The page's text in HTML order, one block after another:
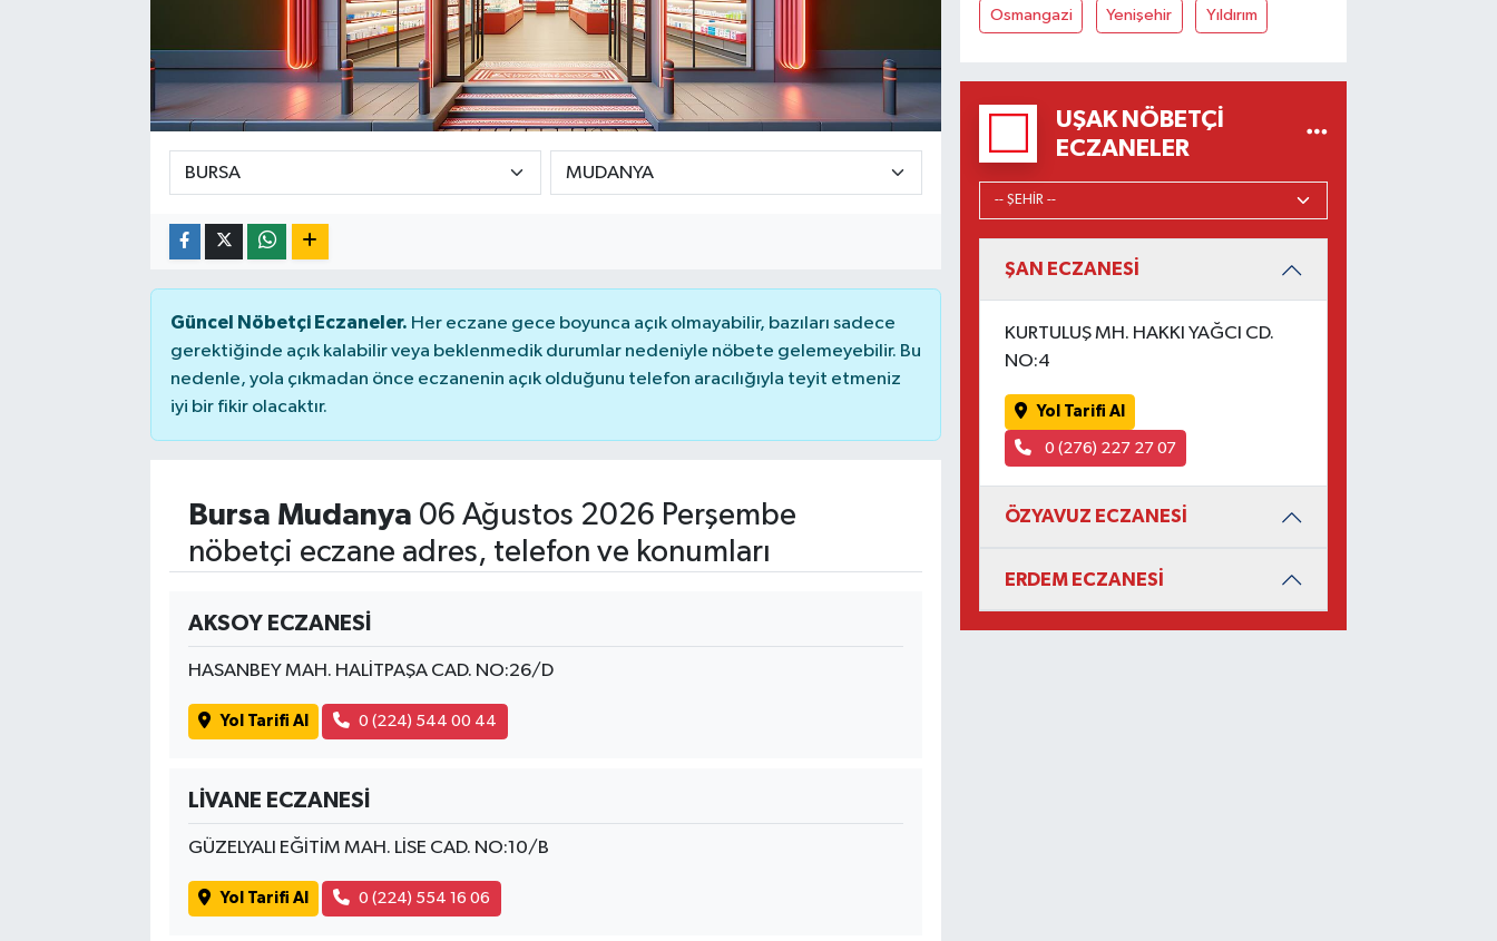
Güncel Nöbetçi Eczaneler. Her eczane gece boyunca açık olmayabilir, bazıları sadece
gerektiğinde açık kalabilir veya beklenmedik durumlar nedeniyle nöbete gelemeyebilir. Bu
nedenle, yola çıkmadan önce eczanenin açık olduğunu telefon aracılığıyla teyit etmeniz
iyi bir fikir olacaktır.
Bursa Mudanya 06 Ağustos 2026 Perşembe
nöbetçi eczane adres, telefon ve konumları
AKSOY ECZANESİ
HASANBEY MAH. HALİTPAŞA CAD. NO:26/D
Yol Tarifi Al 0 (224) 544 00 44
LİVANE ECZANESİ
GÜZELYALI EĞİTİM MAH. LİSE CAD. NO:10/B
Yol Tarifi Al 0 (224) 554 16 06
Osmangazi Yenişehir Yıldırım
UŞAK NÖBETÇI
ECZANELER
ŞAN ECZANESİ
KURTULUŞ MH. HAKKI YAĞCI CD.
NO:4
Yol Tarifi Al
0 (276) 227 27 07
ÖZYAVUZ ECZANESİ
ERDEM ECZANESİ
HABERDE İNSAN
KÜLTÜR-SANAT
ÖZEL HABER